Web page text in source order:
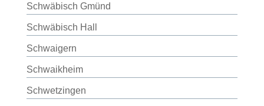
Schwäbisch Gmünd
Schwäbisch Hall
Schwaigern
Schwaikheim
Schwetzingen